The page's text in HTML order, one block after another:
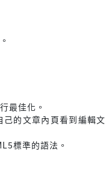
最佳化。
的文章內頁看到編輯文
標準的語法。